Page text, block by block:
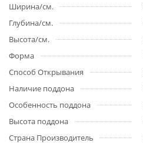
Ширина/см.
Глубина/см.
Высота/см.
Форма
Способ Открывания
Наличие поддона
Особенность поддона
Высота поддона
Страна Производитель